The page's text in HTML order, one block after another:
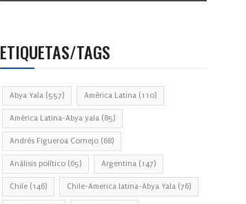
ETIQUETAS/TAGS
Abya Yala (557) América Latina (110)
América Latina-Abya yala (85)
Andrés Figueroa Cornejo (68)
Análisis político (65) Argentina (147)
Chile (146) Chile-America latina-Abya Yala (76)